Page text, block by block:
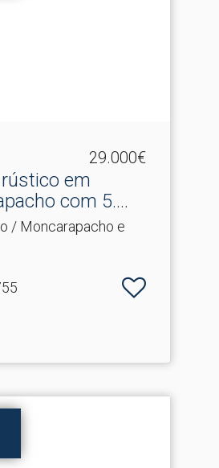
29.000€
em
com 5.​
/ Moncarapacho e